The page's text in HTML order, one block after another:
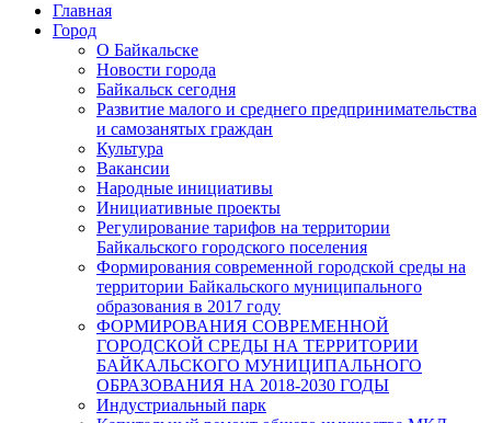
Главная
Город
О Байкальске
Новости города
Байкальск сегодня
Развитие малого и среднего предпринимательства
и самозанятых граждан
Культура
Вакансии
Народные инициативы
Инициативные проекты
Регулирование тарифов на территории
Байкальского городского поселения
Формирования современной городской среды на
территории Байкальского муниципального
образования в 2017 году
ФОРМИРОВАНИЯ СОВРЕМЕННОЙ
ГОРОДСКОЙ СРЕДЫ НА ТЕРРИТОРИИ
БАЙКАЛЬСКОГО МУНИЦИПАЛЬНОГО
ОБРАЗОВАНИЯ НА 2018-2030 ГОДЫ
Индустриальный парк